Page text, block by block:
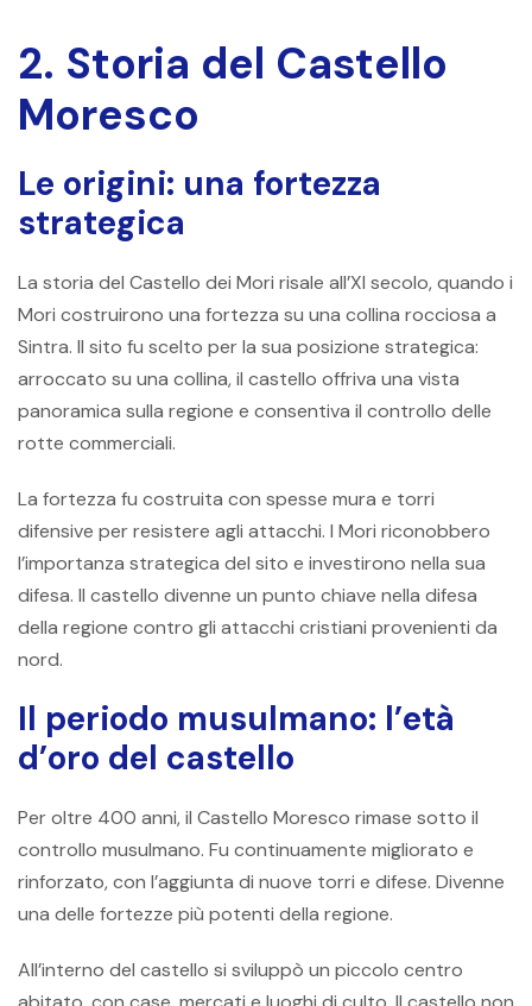
2. Storia del Castello
Moresco
Le origini: una fortezza
strategica
La storia del Castello dei Mori risale all’XI secolo, quando i
Mori costruirono una fortezza su una collina rocciosa a
Sintra. Il sito fu scelto per la sua posizione strategica:
arroccato su una collina, il castello offriva una vista
panoramica sulla regione e consentiva il controllo delle
rotte commerciali.
La fortezza fu costruita con spesse mura e torri
difensive per resistere agli attacchi. I Mori riconobbero
l’importanza strategica del sito e investirono nella sua
difesa. Il castello divenne un punto chiave nella difesa
della regione contro gli attacchi cristiani provenienti da
nord.
Il periodo musulmano: l’età
d’oro del castello
Per oltre 400 anni, il Castello Moresco rimase sotto il
controllo musulmano. Fu continuamente migliorato e
rinforzato, con l’aggiunta di nuove torri e difese. Divenne
una delle fortezze più potenti della regione.
All’interno del castello si sviluppò un piccolo centro